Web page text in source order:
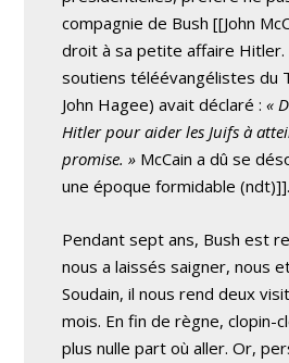
compagnie de Bush [[John
droit à sa petite affaire Hitler.
soutiens téléévangélistes du
John Hagee) avait déclaré :«
Hitler pour aider les Juifs à
promise. » McCain a dû se
une époque formidable (ndt)]].
Pendant sept ans, Bush est
nous a laissés saigner, nous
Soudain, il nous rend deux
mois. En fin de règne, clopin-
plus nulle part où aller. Or,